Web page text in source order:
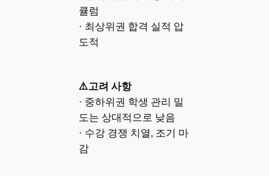
큘럼
· 최상위권 합격 실적 압
도적
⚠️고려 사항
· 중하위권 학생 관리 밀
도는 상대적으로 낮음
· 수강 경쟁 치열, 조기 마
감